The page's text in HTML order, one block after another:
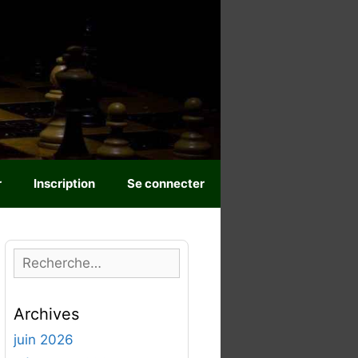
Inscription Se connecter
e
h
e
Archives
juin 2026